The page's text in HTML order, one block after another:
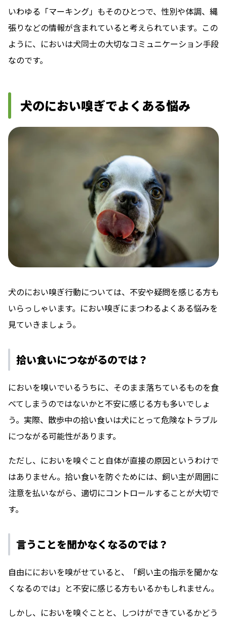
いわゆる「マーキング」もそのひとつで、性別や体調、縄
張りなどの情報が含まれていると考えられています。この
ように、においは犬同士の大切なコミュニケーション手段
なのです。
犬のにおい嗅ぎでよくある悩み
犬のにおい嗅ぎ行動については、不安や疑問を感じる方も
いらっしゃいます。におい嗅ぎにまつわるよくある悩みを
見ていきましょう。
拾い食いにつながるのでは？
においを嗅いでいるうちに、そのまま落ちているものを食
べてしまうのではないかと不安に感じる方も多いでしょ
う。実際、散歩中の拾い食いは犬にとって危険なトラブル
につながる可能性があります。
ただし、においを嗅ぐこと自体が直接の原因というわけで
はありません。拾い食いを防ぐためには、飼い主が周囲に
注意を払いながら、適切にコントロールすることが大切で
す。
言うことを聞かなくなるのでは？
自由ににおいを嗅がせていると、「飼い主の指示を聞かな
くなるのでは」と不安に感じる方もいるかもしれません。
しかし、においを嗅ぐことと、しつけができているかどう